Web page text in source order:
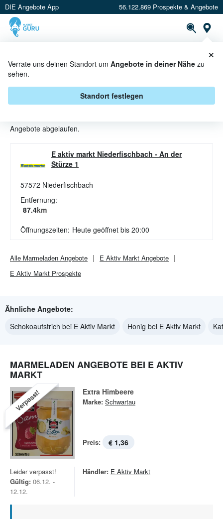
DIE Angebote App 56.122.869 Prospekte & Angebote
Verrate uns deinen Standort um Angebote in deiner Nähe zu
sehen.
Standort festlegen
×
MARMELADEN ANGEBOTE &
AKTIONEN BEI E AKTIV MARKT
Angebote abgelaufen.
E aktiv markt Niederfischbach - An der
Stürze 1
57572 Niederfischbach
Entfernung:
87.4km
Öffnungszeiten: Heute geöffnet bis 20:00
Alle Marmeladen Angebote E Aktiv Markt Angebote
E Aktiv Markt Prospekte
Ähnliche Angebote:
Schokoaufstrich bei E Aktiv Markt
Honig bei E Aktiv Markt
MARMELADEN ANGEBOTE BEI E AKTIV
MARKT
Verpasst! Extra Himbeere
Marke: Schwartau
Preis: € 1,36
Leider verpasst!
Gültig: 06.12. -
12.12.
Händler: E Aktiv Markt